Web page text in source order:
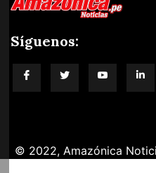
Síguenos:
© 2022, Amazónica